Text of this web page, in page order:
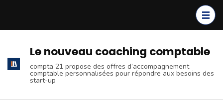
(Pressez
Entrée)
Le nouveau coaching comptable
compta 21 propose des offres d’accompagnement
comptable personnalisées pour répondre aux besoins des
start-up